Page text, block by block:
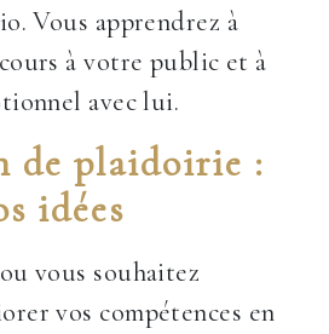
Vous apprendrez à
à votre public et à
avec lui.
de plaidoirie :
idées
vous souhaitez
vos compétences en